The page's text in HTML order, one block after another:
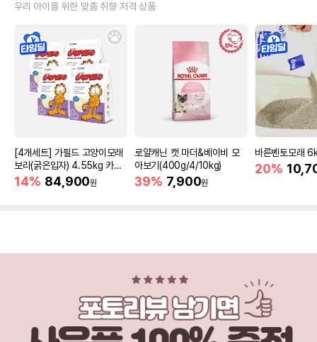
우리 아이를 위한 맞춤 취향 저격 상품
[4개세트] 가필드 고양이모래
보라(굵은입자) 4.55kg 카사
바모래
14% 84,900원
로얄캐닌 캣 마더&베이비 모
아보기(400g/4/10kg)
39% 7,900원
바른벤토모래
20%